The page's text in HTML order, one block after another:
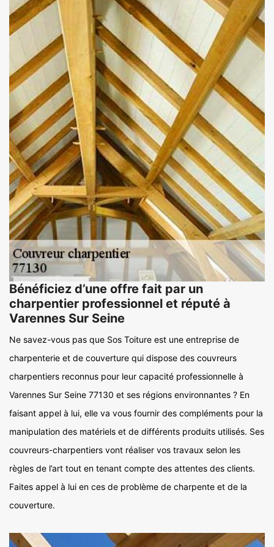
Bénéficiez d’une offre fait par un
charpentier professionnel et réputé à
Varennes Sur Seine
Ne savez-vous pas que Sos Toiture est une entreprise de
charpenterie et de couverture qui dispose des couvreurs
charpentiers reconnus pour leur capacité professionnelle à
Varennes Sur Seine 77130 et ses régions environnantes ? En
faisant appel à lui, elle va vous fournir des compléments pour la
manipulation des matériels et de différents produits utilisés. Ses
couvreurs-charpentiers vont réaliser vos travaux selon les
règles de l’art tout en tenant compte des attentes des clients.
Faites appel à lui en ces de problème de charpente et de la
couverture.